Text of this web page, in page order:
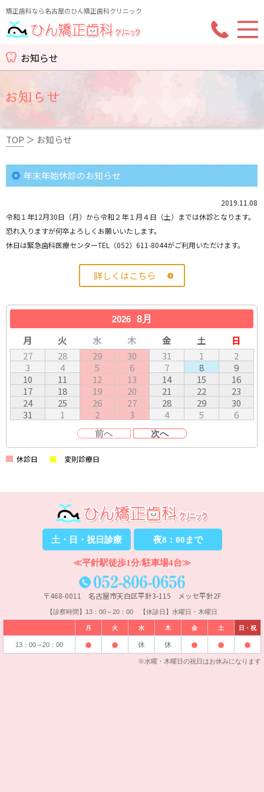
矯正歯科なら名古屋のひん矯正歯科クリニック
お知らせ
TOP ＞ お知らせ
年末年始休診のお知らせ
2019.11.08
令和１年12月30日（月）から令和２年１月４日（土）までは休診となります。
恐れ入りますが何卒よろしくお願いいたします。
休日は緊急歯科医療センターTEL（052）611-8044がご利用いただけます。
詳しくはこちら
前へ 次へ
2026 8月
月 火 水 木 金 土
日
27
28 29 30 31 1
2
3
4 5 6 7 8
9
10
11 12 13 14 15
16
17
18 19 20 21 22
23
24
25 26 27 28 29
30
31
1 2 3 4 5 6
休診日 変則診療日
土・日・祝日診療 夜8：00まで
≪平針駅徒歩1分/駐車場4台≫
〒468-0011 名古屋市天白区平針3-115 メッセ平針2F
【診察時間】13：00～20：00 【休診日】水曜日・木曜日
月 火 水 木 金 土 日・祝
13：00～20：00 休 休
※水曜・木曜日の祝日はお休みになります